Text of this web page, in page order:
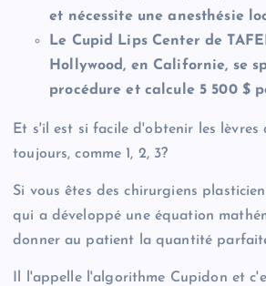
et nécessite une anesthésie
Le Cupid Lips Center de
Hollywood, en Californie, se
procédure et calcule 5 500 $
Et s'il est si facile d'obtenir les lèvres
toujours, comme 1, 2, 3?
Si vous êtes des chirurgiens
qui a développé une équation
donner au patient la quantité
Il l'appelle l'algorithme Cupidon et